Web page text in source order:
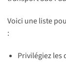
Voici une liste
:
Privilégiez les